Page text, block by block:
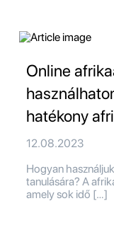
Online
hatékony
12.08.2023
Hogyan
tanulására? A
amely sok idő […]